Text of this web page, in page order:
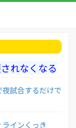
れなくなる
試合するだけで
インくっき